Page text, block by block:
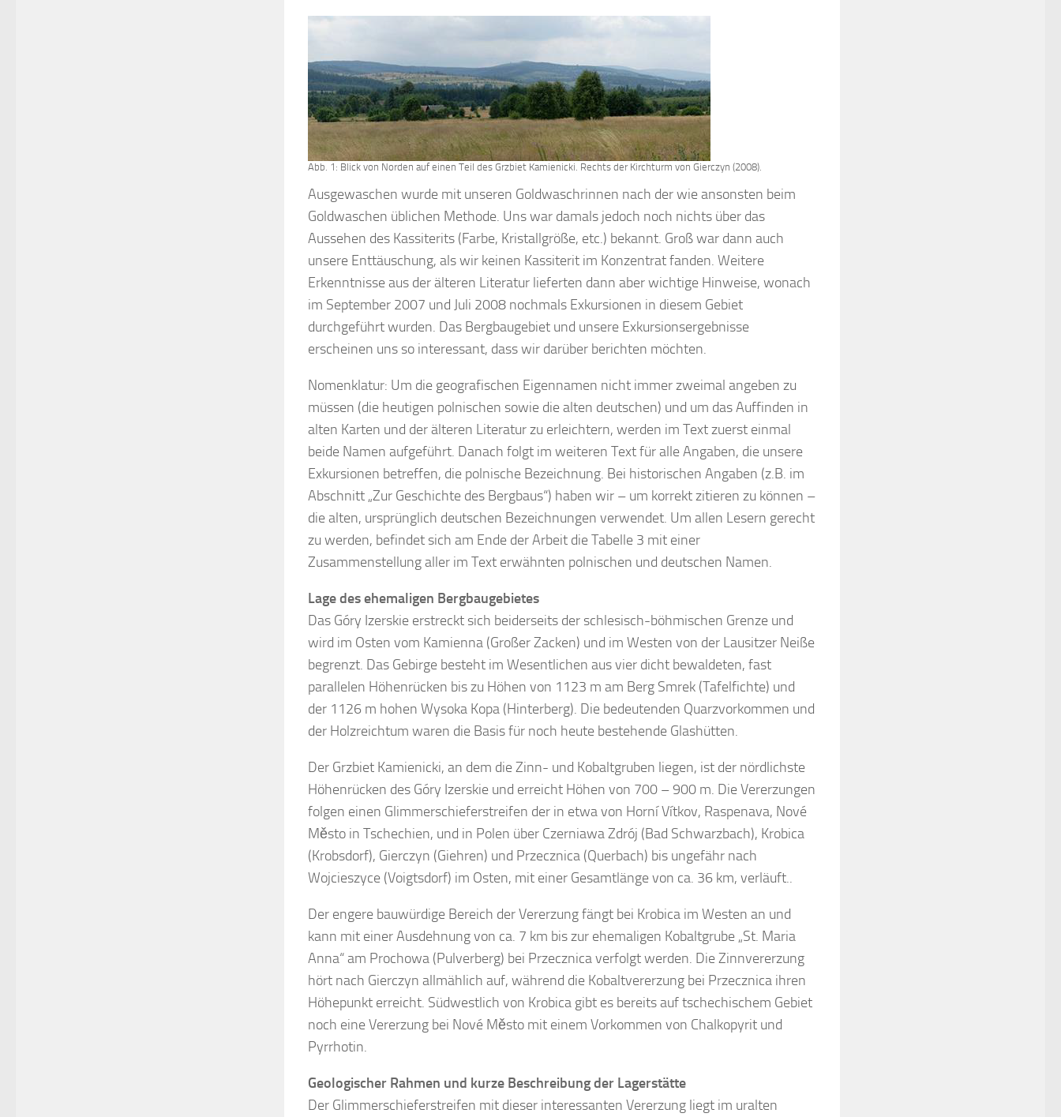
Abb. 1: Blick von Norden auf einen Teil des Grzbiet Kamienicki. Rechts der Kirchturm von Gierczyn (2008).
Ausgewaschen wurde mit unseren Goldwaschrinnen nach der wie ansonsten beim
Goldwaschen üblichen Methode. Uns war damals jedoch noch nichts über das
Aussehen des Kassiterits (Farbe, Kristallgröße, etc.) bekannt. Groß war dann auch
unsere Enttäuschung, als wir keinen Kassiterit im Konzentrat fanden. Weitere
Erkenntnisse aus der älteren Literatur lieferten dann aber wichtige Hinweise, wonach
im September 2007 und Juli 2008 nochmals Exkursionen in diesem Gebiet
durchgeführt wurden. Das Bergbaugebiet und unsere Exkursionsergebnisse
erscheinen uns so interessant, dass wir darüber berichten möchten.
Nomenklatur: Um die geografischen Eigennamen nicht immer zweimal angeben zu
müssen (die heutigen polnischen sowie die alten deutschen) und um das Auffinden in
alten Karten und der älteren Literatur zu erleichtern, werden im Text zuerst einmal
beide Namen aufgeführt. Danach folgt im weiteren Text für alle Angaben, die unsere
Exkursionen betreffen, die polnische Bezeichnung. Bei historischen Angaben (z.B. im
Abschnitt „Zur Geschichte des Bergbaus“) haben wir – um korrekt zitieren zu können –
die alten, ursprünglich deutschen Bezeichnungen verwendet. Um allen Lesern gerecht
zu werden, befindet sich am Ende der Arbeit die Tabelle 3 mit einer
Zusammenstellung aller im Text erwähnten polnischen und deutschen Namen.
Lage des ehemaligen Bergbaugebietes
Das Góry Izerskie erstreckt sich beiderseits der schlesisch-böhmischen Grenze und
wird im Osten vom Kamienna (Großer Zacken) und im Westen von der Lausitzer Neiße
begrenzt. Das Gebirge besteht im Wesentlichen aus vier dicht bewaldeten, fast
parallelen Höhenrücken bis zu Höhen von 1123 m am Berg Smrek (Tafelfichte) und
der 1126 m hohen Wysoka Kopa (Hinterberg). Die bedeutenden Quarzvorkommen und
der Holzreichtum waren die Basis für noch heute bestehende Glashütten.
Der Grzbiet Kamienicki, an dem die Zinn- und Kobaltgruben liegen, ist der nördlichste
Höhenrücken des Góry Izerskie und erreicht Höhen von 700 – 900 m. Die Vererzungen
folgen einen Glimmerschieferstreifen der in etwa von Horní Vítkov, Raspenava, Nové
Město in Tschechien, und in Polen über Czerniawa Zdrój (Bad Schwarzbach), Krobica
(Krobsdorf), Gierczyn (Giehren) und Przecznica (Querbach) bis ungefähr nach
Wojcieszyce (Voigtsdorf) im Osten, mit einer Gesamtlänge von ca. 36 km, verläuft..
Der engere bauwürdige Bereich der Vererzung fängt bei Krobica im Westen an und
kann mit einer Ausdehnung von ca. 7 km bis zur ehemaligen Kobaltgrube „St. Maria
Anna“ am Prochowa (Pulverberg) bei Przecznica verfolgt werden. Die Zinnvererzung
hört nach Gierczyn allmählich auf, während die Kobaltvererzung bei Przecznica ihren
Höhepunkt erreicht. Südwestlich von Krobica gibt es bereits auf tschechischem Gebiet
noch eine Vererzung bei Nové Město mit einem Vorkommen von Chalkopyrit und
Pyrrhotin.
Geologischer Rahmen und kurze Beschreibung der Lagerstätte
Der Glimmerschieferstreifen mit dieser interessanten Vererzung liegt im uralten